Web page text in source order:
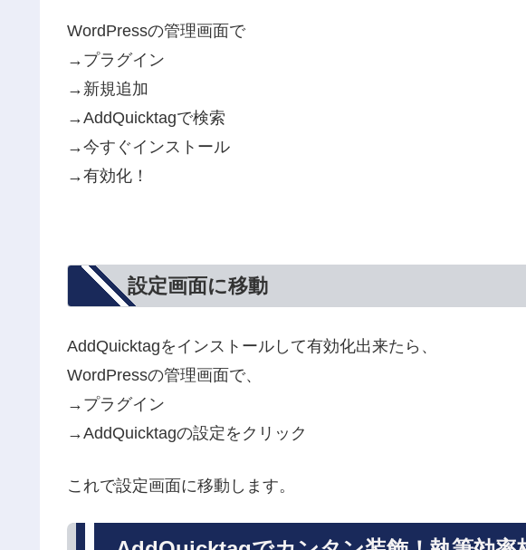
WordPressの管理画面で
→プラグイン
→新規追加
→AddQuicktagで検索
→今すぐインストール
→有効化！
設定画面に移動
AddQuicktagをインストールして有効化出来たら、
WordPressの管理画面で、
→プラグイン
→AddQuicktagの設定をクリック
これで設定画面に移動します。